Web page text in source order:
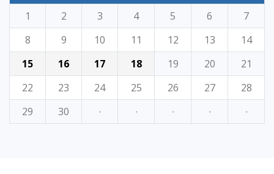
1
2 3 4 5 6
7
8
9 10 11 12 13
14
15
16 17 18 19 20
21
22
23 24 25 26 27
28
29
30 · · · · ·